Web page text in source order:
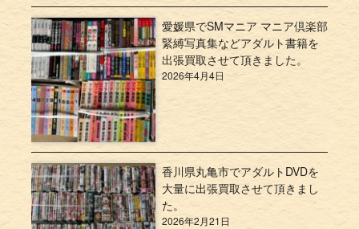
愛媛県でSMマニア マニア倶楽部
緊縛写真集などアダルト書籍を
出張買取させて頂きました。
2026年4月4日
香川県丸亀市でアダルトDVDを
大量に出張買取させて頂きまし
た。
2026年2月21日